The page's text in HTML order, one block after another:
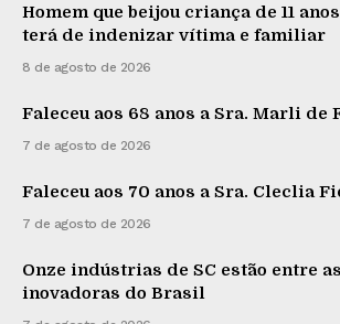
Homem que beijou criança de 11
terá de indenizar vítima e familiar
8 de agosto de 2026
Faleceu aos 68 anos a Sra. Marli de
7 de agosto de 2026
Faleceu aos 70 anos a Sra. Cleclia
7 de agosto de 2026
Onze indústrias de SC estão entre
inovadoras do Brasil